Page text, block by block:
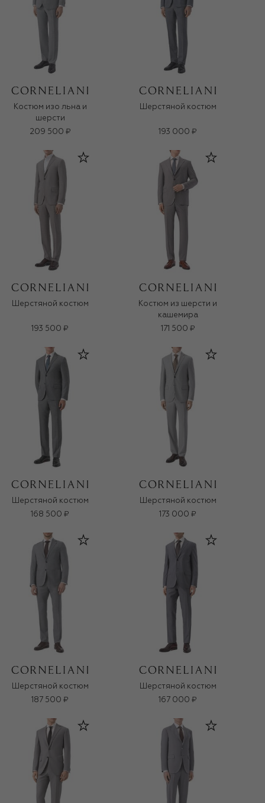
Костюм изо льна и
шерсти
209 500 ₽
Шерстяной костюм
193 000 ₽
Шерстяной костюм
193 500 ₽
Костюм из шерсти и
кашемира
171 500 ₽
Шерстяной костюм
168 500 ₽
Шерстяной костюм
173 000 ₽
Шерстяной костюм
187 500 ₽
Шерстяной костюм
167 000 ₽